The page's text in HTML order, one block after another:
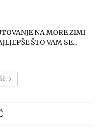
NA MORE ZIMI
ŠTO VAM SE...